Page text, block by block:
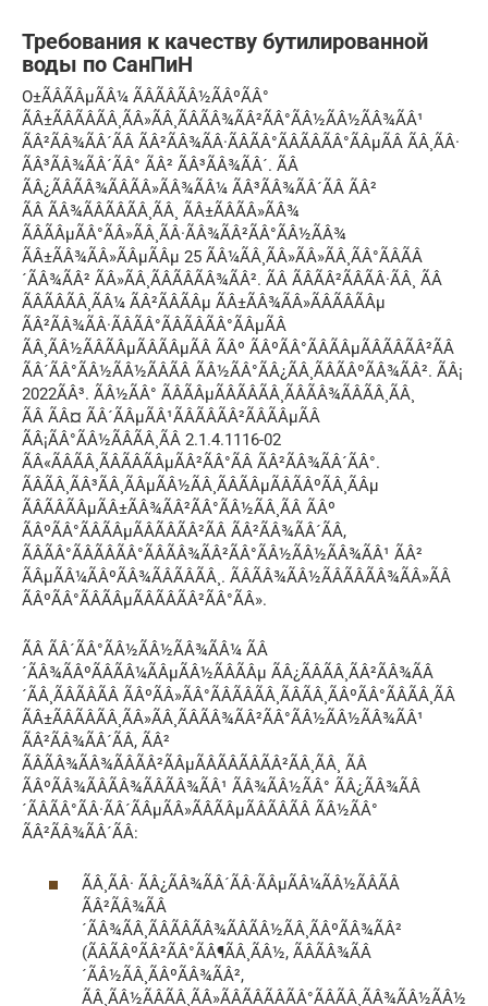
Требования к качеству бутилированной
воды по СанПиН
О±ÃÂÃÂµÃÂ¼ ÃÂÃÂÃÂ½ÃÂºÃÂ°
ÃÂ±ÃÂÃÂÃÂ¸ÃÂ»ÃÂ¸ÃÂÃÂ¾ÃÂ²ÃÂ°ÃÂ½ÃÂ½ÃÂ¾ÃÂ¹
ÃÂ²ÃÂ¾ÃÂ´ÃÂ ÃÂ²ÃÂ¾ÃÂ·ÃÂÃÂ°ÃÂÃÂÃÂ°ÃÂµÃÂ ÃÂ¸ÃÂ·
ÃÂ³ÃÂ¾ÃÂ´ÃÂ° ÃÂ² ÃÂ³ÃÂ¾ÃÂ´. ÃÂ
ÃÂ¿ÃÂÃÂ¾ÃÂÃÂ»ÃÂ¾ÃÂ¼ ÃÂ³ÃÂ¾ÃÂ´ÃÂ ÃÂ²
ÃÂ ÃÂ¾ÃÂÃÂÃÂ¸ÃÂ¸ ÃÂ±ÃÂÃÂ»ÃÂ¾
ÃÂÃÂµÃÂ°ÃÂ»ÃÂ¸ÃÂ·ÃÂ¾ÃÂ²ÃÂ°ÃÂ½ÃÂ¾
ÃÂ±ÃÂ¾ÃÂ»ÃÂµÃÂµ 25 ÃÂ¼ÃÂ¸ÃÂ»ÃÂ»ÃÂ¸ÃÂ°ÃÂÃÂ
´ÃÂ¾ÃÂ² ÃÂ»ÃÂ¸ÃÂÃÂÃÂ¾ÃÂ². ÃÂ ÃÂÃÂ²ÃÂÃÂ·ÃÂ¸ ÃÂ
ÃÂÃÂÃÂ¸ÃÂ¼ ÃÂ²ÃÂÃÂµ ÃÂ±ÃÂ¾ÃÂ»ÃÂÃÂÃÂµ
ÃÂ²ÃÂ¾ÃÂ·ÃÂÃÂ°ÃÂÃÂÃÂ°ÃÂµÃÂ
ÃÂ¸ÃÂ½ÃÂÃÂµÃÂÃÂµÃÂ ÃÂº ÃÂºÃÂ°ÃÂÃÂµÃÂÃÂÃÂ²ÃÂ
ÃÂ´ÃÂ°ÃÂ½ÃÂ½ÃÂÃÂ ÃÂ½ÃÂ°ÃÂ¿ÃÂ¸ÃÂÃÂºÃÂ¾ÃÂ². ÃÂ¡
2022ÃÂ³. ÃÂ½ÃÂ° ÃÂÃÂµÃÂÃÂÃÂ¸ÃÂÃÂ¾ÃÂÃÂ¸ÃÂ¸
ÃÂ ÃÂ¤ ÃÂ´ÃÂµÃÂ¹ÃÂÃÂÃÂ²ÃÂÃÂµÃÂ
ÃÂ¡ÃÂ°ÃÂ½ÃÂÃÂ¸ÃÂ 2.1.4.1116-02
ÃÂ«ÃÂÃÂ¸ÃÂÃÂÃÂµÃÂ²ÃÂ°ÃÂ ÃÂ²ÃÂ¾ÃÂ´ÃÂ°.
ÃÂÃÂ¸ÃÂ³ÃÂ¸ÃÂµÃÂ½ÃÂ¸ÃÂÃÂµÃÂÃÂºÃÂ¸ÃÂµ
ÃÂÃÂÃÂµÃÂ±ÃÂ¾ÃÂ²ÃÂ°ÃÂ½ÃÂ¸ÃÂ ÃÂº
ÃÂºÃÂ°ÃÂÃÂµÃÂÃÂÃÂ²ÃÂ ÃÂ²ÃÂ¾ÃÂ´ÃÂ,
ÃÂÃÂ°ÃÂÃÂÃÂ°ÃÂÃÂ¾ÃÂ²ÃÂ°ÃÂ½ÃÂ½ÃÂ¾ÃÂ¹ ÃÂ²
ÃÂµÃÂ¼ÃÂºÃÂ¾ÃÂÃÂÃÂ¸. ÃÂÃÂ¾ÃÂ½ÃÂÃÂÃÂ¾ÃÂ»ÃÂ
ÃÂºÃÂ°ÃÂÃÂµÃÂÃÂÃÂ²ÃÂ°ÃÂ».
ÃÂ ÃÂ´ÃÂ°ÃÂ½ÃÂ½ÃÂ¾ÃÂ¼ ÃÂ
´ÃÂ¾ÃÂºÃÂÃÂ¼ÃÂµÃÂ½ÃÂÃÂµ ÃÂ¿ÃÂÃÂ¸ÃÂ²ÃÂ¾ÃÂ
´ÃÂ¸ÃÂÃÂÃÂ ÃÂºÃÂ»ÃÂ°ÃÂÃÂÃÂ¸ÃÂÃÂ¸ÃÂºÃÂ°ÃÂÃÂ¸ÃÂ
ÃÂ±ÃÂÃÂÃÂ¸ÃÂ»ÃÂ¸ÃÂÃÂ¾ÃÂ²ÃÂ°ÃÂ½ÃÂ½ÃÂ¾ÃÂ¹
ÃÂ²ÃÂ¾ÃÂ´ÃÂ, ÃÂ²
ÃÂÃÂ¾ÃÂ¾ÃÂÃÂ²ÃÂµÃÂÃÂÃÂÃÂ²ÃÂ¸ÃÂ¸ ÃÂ
ÃÂºÃÂ¾ÃÂÃÂ¾ÃÂÃÂ¾ÃÂ¹ ÃÂ¾ÃÂ½ÃÂ° ÃÂ¿ÃÂ¾ÃÂ
´ÃÂÃÂ°ÃÂ·ÃÂ´ÃÂµÃÂ»ÃÂÃÂµÃÂÃÂÃÂ ÃÂ½ÃÂ°
ÃÂ²ÃÂ¾ÃÂ´ÃÂ:
ÃÂ¸ÃÂ· ÃÂ¿ÃÂ¾ÃÂ´ÃÂ·ÃÂµÃÂ¼ÃÂ½ÃÂÃÂ
ÃÂ²ÃÂ¾ÃÂ
´ÃÂ¾ÃÂ¸ÃÂÃÂÃÂ¾ÃÂÃÂ½ÃÂ¸ÃÂºÃÂ¾ÃÂ²
(ÃÂÃÂºÃÂ²ÃÂ°ÃÂ¶ÃÂ¸ÃÂ½, ÃÂÃÂ¾ÃÂ
´ÃÂ½ÃÂ¸ÃÂºÃÂ¾ÃÂ²,
ÃÂ¸ÃÂ½ÃÂÃÂ¸ÃÂ»ÃÂÃÂÃÂÃÂ°ÃÂÃÂ¸ÃÂ¾ÃÂ½ÃÂ½